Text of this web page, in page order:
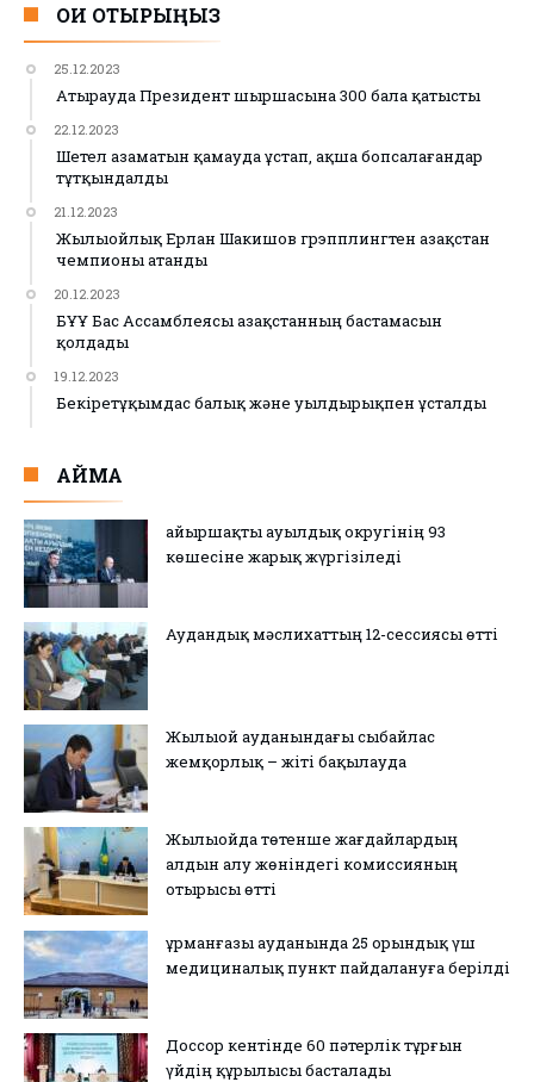
ОҚИ ОТЫРЫҢЫЗ
25.12.2023
Атырауда Президент шыршасына 300 бала қатысты
22.12.2023
Шетел азаматын қамауда ұстап, ақша бопсалағандар
тұтқындалды
21.12.2023
Жылыойлық Ерлан Шакишов грэпплингтен Қазақстан
чемпионы атанды
20.12.2023
БҰҰ Бас Ассамблеясы Қазақстанның бастамасын
қолдады
19.12.2023
Бекіретұқымдас балық және уылдырықпен ұсталды
АЙМАҚ
Қайыршақты ауылдық округінің 93
көшесіне жарық жүргізіледі
Аудандық мәслихаттың 12-сессиясы өтті
Жылыой ауданындағы сыбайлас
жемқорлық – жіті бақылауда
Жылыойда төтенше жағдайлардың
алдын алу жөніндегі комиссияның
отырысы өтті
Құрманғазы ауданында 25 орындық үш
медициналық пункт пайдалануға берілді
Доссор кентінде 60 пәтерлік тұрғын
үйдің құрылысы басталады